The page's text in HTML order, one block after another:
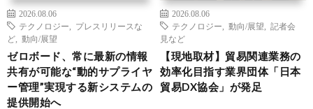
2026.08.06
テクノロジー
プレスリリースな
ど
動向/展望
ゼロボード、常に最新の情報
共有が可能な“動的サプライヤ
ー管理”実現する新システムの
提供開始へ
2026.08.06
テクノロジー
動向/展望
記者会
見など
【現地取材】貿易関連業務の
効率化目指す業界団体「日本
貿易DX協会」が発足